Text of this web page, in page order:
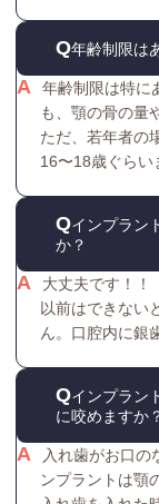
年齢制限は
年齢制限は特に
も、顎の骨の量
ただ、若年者の
16〜18歳ぐらい
インプラン
か？
大丈夫です！！
以前はできない
ん。口腔内に銀
インプラン
に咬めますか
入れ歯がお口の
ンプラントは顎